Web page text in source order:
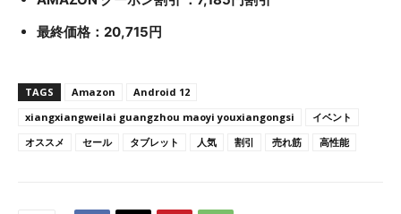
最終価格： 20,715円
TAGS Amazon
Android 12
xiangxiangweilai guangzhou maoyi youxiangongsi
イベント
オススメ
セール タブレット 人気 割引 売れ筋 高性能